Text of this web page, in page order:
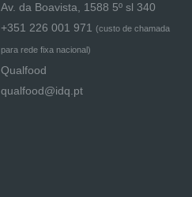
Av. da Boavista, 1588 5º sl 340
+351 226 001 971 (custo de chamada
para rede fixa nacional)
Qualfood
qualfood@idq.pt